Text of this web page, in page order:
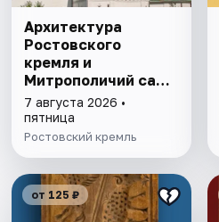
Архитектура
Ростовского
кремля и
Митрополичий сад,
выставка
"Митрополичье
варенье"
7 августа 2026 •
пятница
Ростовский кремль
от 125 ₽